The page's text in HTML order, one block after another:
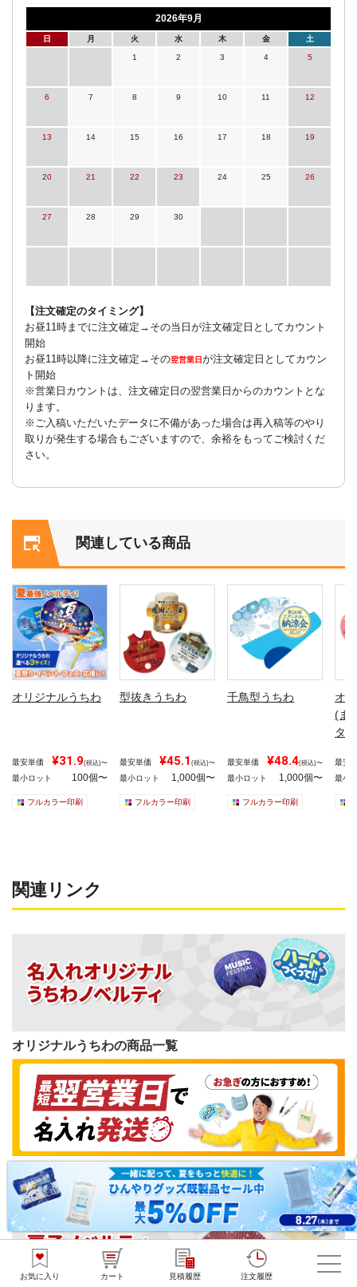
お気に入り カート 見積履歴 注文履歴
2026年9月
日 月 火 水 木 金 土
1 2 3 4 5
6 7 8 9 10 11 12
13 14 15 16 17 18 19
20 21 22 23 24 25 26
27 28 29 30
【注文確定のタイミング】
お昼11時までに注文確定→その当日が注文確定日としてカウント
開始
お昼11時以降に注文確定→その翌営業日が注文確定日としてカウン
ト開始
※営業日カウントは、注文確定日の翌営業日からのカウントとな
ります。
※ご入稿いただいたデータに不備があった場合は再入稿等のやり
取りが発生する場合もございますので、余裕をもってご検討くだ
さい。
関連している商品
オリジナルうちわ
最安単価 ¥31.9(税込)〜
最小ロット 100個〜
フルカラー印刷
型抜きうちわ
最安単価 ¥45.1 (税込)〜
最小ロット 1,000個〜
フルカラー印刷
千鳥型うちわ
最安単価 ¥48.4(税込)〜
最小ロット 1,000個〜
フルカラー印刷
オ
(ま
タ
最安
最小
関連リンク
オリジナルうちわの商品一覧
短納期ノベルティの商品一覧